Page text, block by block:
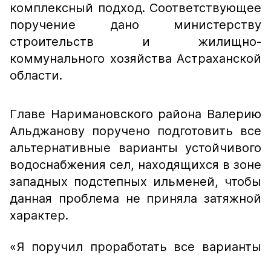
комплексный подход. Соответствующее
поручение дано министерству
строительств и жилищно-
коммунального хозяйства Астраханской
области.
Главе Наримановского района Валерию
Альджанову поручено подготовить все
альтернативные варианты устойчивого
водоснабжения сел, находящихся в зоне
западных подстепных ильменей, чтобы
данная проблема не приняла затяжной
характер.
«Я поручил проработать все варианты